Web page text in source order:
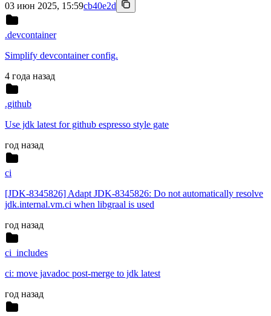
03 июн 2025, 15:59cb40e2d
.devcontainer
Simplify devcontainer config.
4 года назад
.github
Use jdk latest for github espresso style gate
год назад
ci
[JDK-8345826] Adapt JDK-8345826: Do not automatically resolve
jdk.internal.vm.ci when libgraal is used
год назад
ci_includes
ci: move javadoc post-merge to jdk latest
год назад